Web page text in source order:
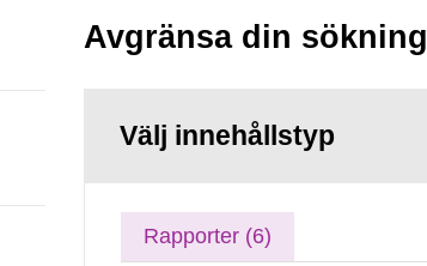
Avgränsa din sökning
Välj innehållstyp
Rapporter (6)